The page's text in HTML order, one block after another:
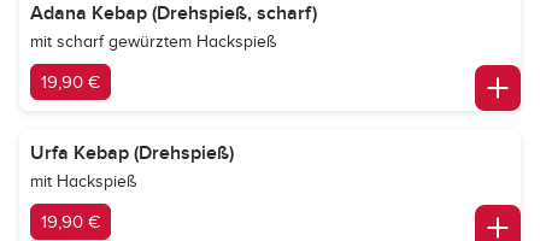
Adana Kebap (Drehspieß, scharf)
mit scharf gewürztem Hackspieß
19,90 €
Urfa Kebap (Drehspieß)
mit Hackspieß
19,90 €